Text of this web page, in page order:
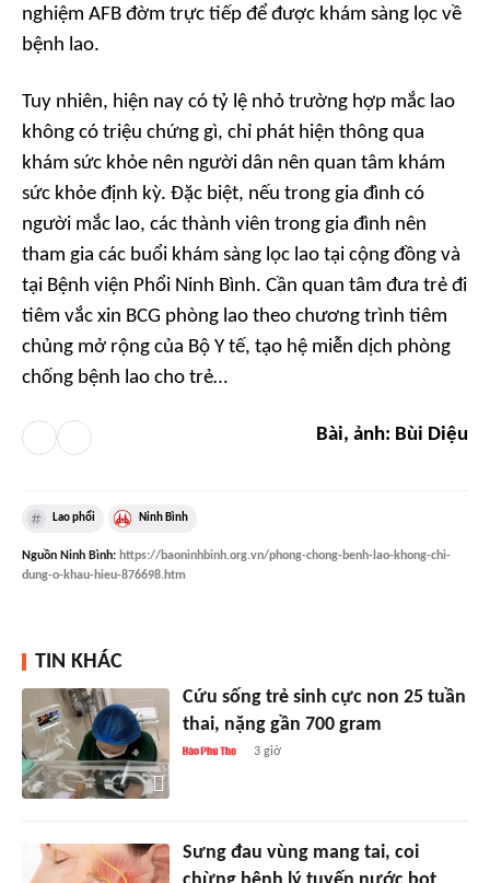
nghiệm AFB đờm trực tiếp để được khám sàng lọc về
bệnh lao.
Tuy nhiên, hiện nay có tỷ lệ nhỏ trường hợp mắc lao
không có triệu chứng gì, chỉ phát hiện thông qua
khám sức khỏe nên người dân nên quan tâm khám
sức khỏe định kỳ. Đặc biệt, nếu trong gia đình có
người mắc lao, các thành viên trong gia đình nên
tham gia các buổi khám sàng lọc lao tại cộng đồng và
tại Bệnh viện Phổi Ninh Bình. Cần quan tâm đưa trẻ đi
tiêm vắc xin BCG phòng lao theo chương trình tiêm
chủng mở rộng của Bộ Y tế, tạo hệ miễn dịch phòng
chống bệnh lao cho trẻ…
Bài, ảnh: Bùi Diệu
Lao phổi Ninh Bình
Nguồn Ninh Bình: https://baoninhbinh.org.vn/phong-chong-benh-lao-khong-chi-
dung-o-khau-hieu-876698.htm
TIN KHÁC
Cứu sống trẻ sinh cực non 25 tuần
thai, nặng gần 700 gram
3 giờ
Sưng đau vùng mang tai, coi